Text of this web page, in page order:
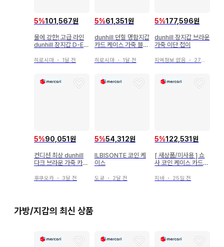
5%101,567원
물에 강한! 고급 라인
dunhill 장지갑 D-EI
히로시마 ・ 1달 전
5%61,351원
dunhill 던힐 명함지갑
카드 케이스 가죽 블랙
히로시마・ 1달 전
5%177,596원
dunhill 장지갑 브라운
가죽 이단 접이
지역정보 없음 ・ 27일 전
5%90,051원
컨디션 최상 dunhill
다크 브라운 가죽 카드
후쿠오카 ・ 3달 전
5%54,312원
ILBISONTE 코인 케
이스
도쿄 ・ 2달 전
5%122,531원
[ 새상품/미사용 ] 쇼
사 코인 케이스 카드
지바 ・ 25일 전
가방/지갑의 최신 상품